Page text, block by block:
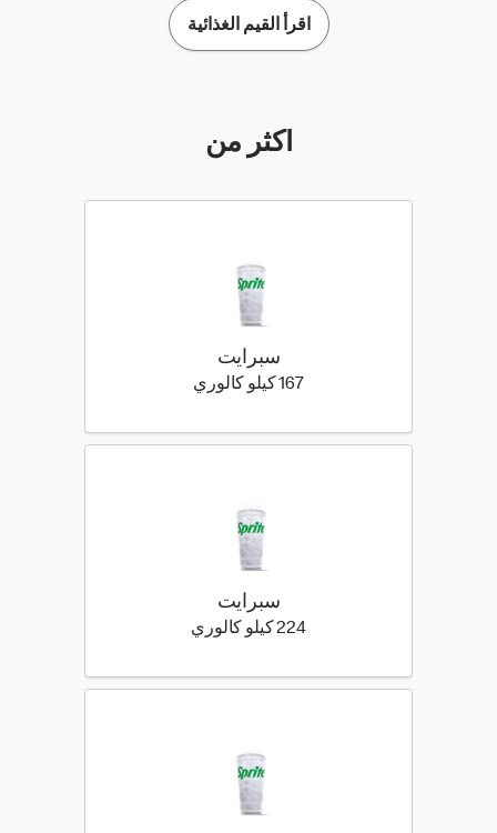
اقرأ القيم الغذائية
أكثر من
سبرايت
167 كيلو كالوري 167 كيلو سعرة حرارية
سبرايت
224 كيلو كالوري 224 كيلو سعرة حرارية